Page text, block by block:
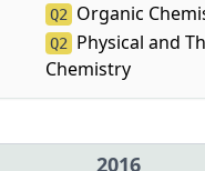
Q2 Organic
Q2
Physical and
Chemistry
2016